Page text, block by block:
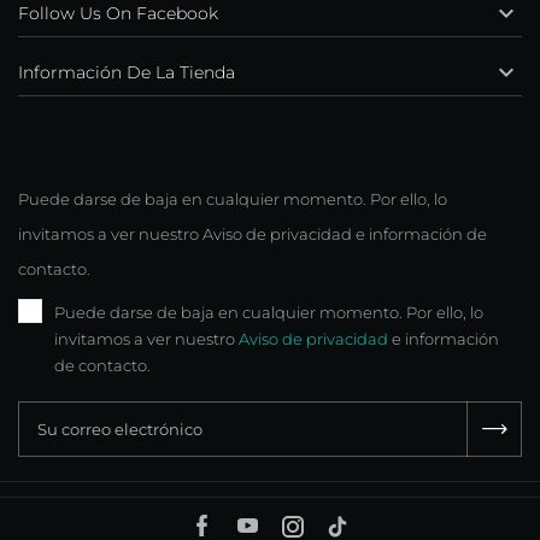
Información De La Tienda 
Puede darse de baja en cualquier momento. Por ello, lo
invitamos a ver nuestro Aviso de privacidad e información de
contacto.
Puede darse de baja en cualquier momento. Por ello, lo
invitamos a ver nuestroAviso de privacidad e información
de contacto.
Follow Us On Facebook 